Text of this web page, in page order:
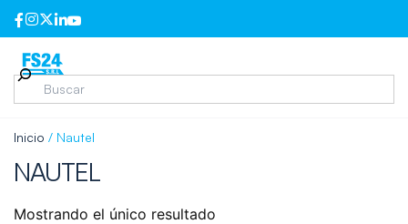
Inicio / Nautel
NAUTEL
Mostrando el único resultado